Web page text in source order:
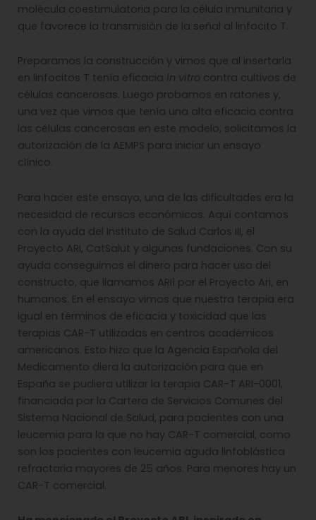
molécula coestimulatoria para la célula inmunitaria y
que favorece la transmisión de la señal al linfocito T.
Preparamos la construcción y vimos que al insertarla
en linfocitos T tenía eficacia in vitro contra cultivos de
células cancerosas. Luego probamos en ratones y,
una vez que vimos que tenía una alta eficacia contra
las células cancerosas en este modelo, solicitamos la
autorización de la AEMPS para iniciar un ensayo
clínico.
Para hacer este ensayo, una de las dificultades era la
necesidad de recursos económicos. Aquí contamos
con la ayuda del Instituto de Salud Carlos III, el
Proyecto ARI, CatSalut y algunas fundaciones. Con su
ayuda conseguimos el dinero para hacer uso del
constructo, que llamamos ARI1 por el Proyecto Ari, en
humanos. En el ensayo vimos que nuestra terapia era
igual en términos de eficacia y toxicidad que las
terapias CAR-T utilizadas en centros académicos
americanos. Esto hizo que la Agencia Española del
Medicamento diera la autorización para que en
España se pudiera utilizar la terapia CAR-T ARI-0001,
financiada por la Cartera de Servicios Comunes del
Sistema Nacional de Salud, para pacientes con una
leucemia para la que no hay CAR-T comercial, como
son los pacientes con leucemia aguda linfoblástica
refractaria mayores de 25 años. Para menores hay un
CAR-T comercial.